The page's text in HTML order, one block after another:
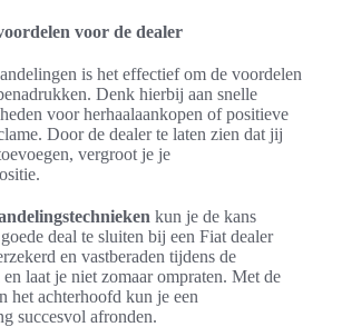
voor de dealer
is het effectief om de voordelen
Denk hierbij aan snelle
voor herhaalaankopen of positieve
Door de dealer te laten zien dat jij
vergroot je je
kun je de kans
deal te sluiten bij een Fiat dealer
en vastberaden tijdens de
laat je niet zomaar ompraten. Met de
het achterhoofd kun je een
succesvol afronden.